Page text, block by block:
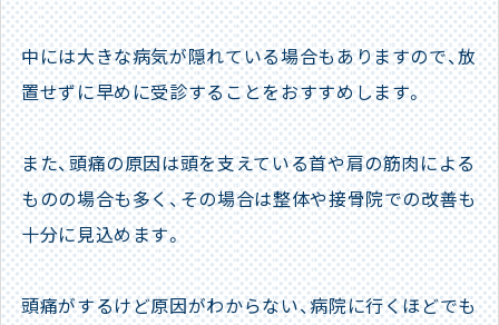
中には大きな病気が隠れている場合もありますので、放
置せずに早めに受診することをおすすめします。
また、頭痛の原因は頭を支えている首や肩の筋肉による
ものの場合も多く、その場合は整体や接骨院での改善も
十分に見込めます。
頭痛がするけど原因がわからない、病院に行くほどでも